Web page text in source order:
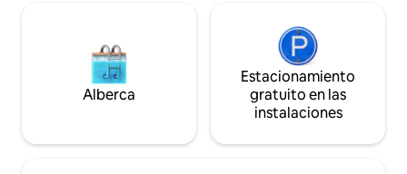
Alberca
Estacionamiento
gratuito en las
instalaciones